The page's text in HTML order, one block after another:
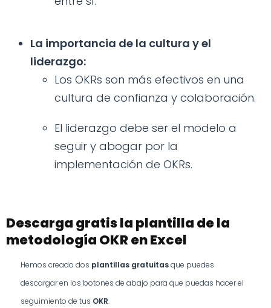
La importancia de la cultura y el
liderazgo:
Los OKRs son más efectivos en una
cultura de confianza y colaboración.
El liderazgo debe ser el modelo a
seguir y abogar por la
implementación de OKRs.
Descarga gratis la plantilla de la
metodología OKR en Excel
Hemos creado dos plantillas gratuitasque puedes
descargar en los botones de abajo para que puedas hacer el
seguimiento de tus OKR.